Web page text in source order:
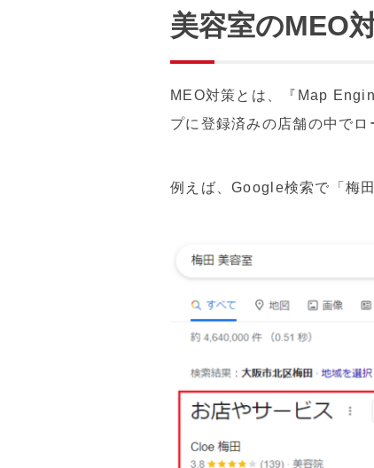
美容室のMEO
MEO対策とは、『Map
プに登録済みの店舗の中で
例えば、Google検索で「梅